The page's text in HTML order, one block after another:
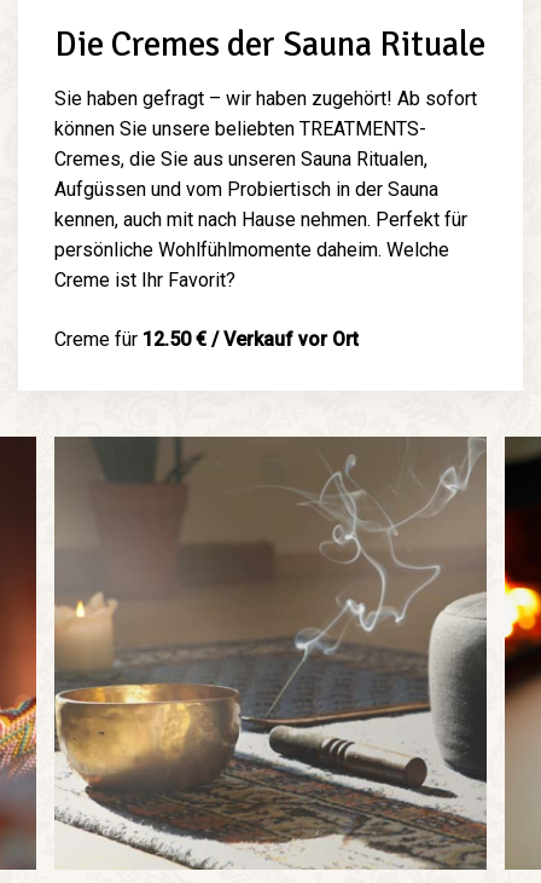
Die Cremes der Sauna Rituale
Sie haben gefragt – wir haben zugehört! Ab sofort
können Sie unsere beliebten TREATMENTS-
Cremes, die Sie aus unseren Sauna Ritualen,
Aufgüssen und vom Probiertisch in der Sauna
kennen, auch mit nach Hause nehmen. Perfekt für
persönliche Wohlfühlmomente daheim. Welche
Creme ist Ihr Favorit?
Creme für 12.50 € / Verkauf vor Ort